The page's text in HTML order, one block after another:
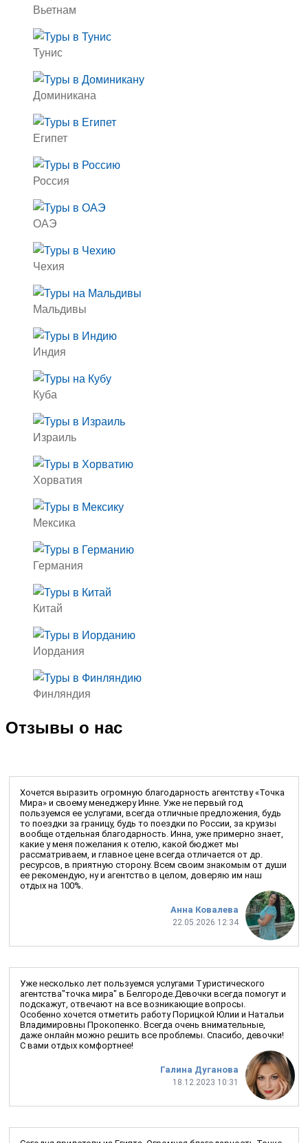
Вьетнам
Тунис
Доминикана
Египет
Россия
ОАЭ
Чехия
Мальдивы
Индия
Куба
Израиль
Хорватия
Мексика
Германия
Китай
Иордания
Финляндия
Отзывы о нас
Анна Ковалева
22.05.2026 12:34
Хочется выразить огромную благодарность агентству «Точка
Мира» и своему менеджеру Инне. Уже не первый год
пользуемся ее услугами, всегда отличные предложения, будь
то поездки за границу, будь то поездки по России, за круизы
вообще отдельная благодарность. Инна, уже примерно знает,
какие у меня пожелания к отелю, какой бюджет мы
рассматриваем, и главное цене всегда отличается от др.
ресурсов, в приятную сторону. Всем своим знакомым от души
ее рекомендую, ну и агентство в целом, доверяю им наш
отдых на 100%.
Галина Дуганова
18.12.2023 10:31
Уже несколько лет пользуемся услугами Туристического
агентства"точка мира" в Белгороде.Девочки всегда помогут и
подскажут, отвечают на все возникающие вопросы.
Особенно хочется отметить работу Порицкой Юлии и Натальи
Владимировны Прокопенко. Всегда очень внимательные,
даже онлайн можно решить все проблемы. Спасибо, девочки!
С вами отдых комфортнее!